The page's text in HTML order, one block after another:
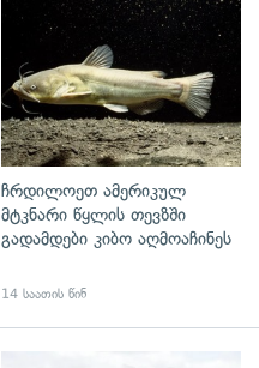
ჩრდილოეთ ამერიკულ
მტკნარი წყლის თევზში
გადამდები კიბო აღმოაჩინეს
14 საათის წინ